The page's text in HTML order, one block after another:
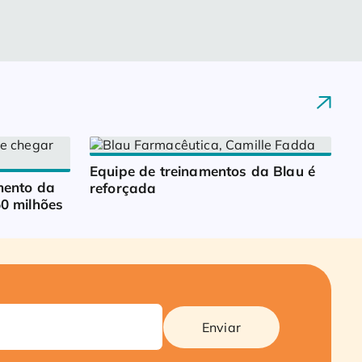
da
milhões
Equipe de treinamentos da Blau é
reforçada
Enviar